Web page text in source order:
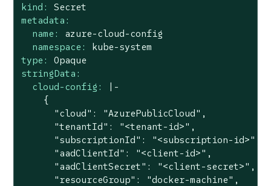
kind:
Secret
metadata:
name:
azure-cloud-config
namespace:
kube-system
type:
Opaque
stringData:
cloud-config:
|-
    {
      "cloud": "AzurePublicCloud",
      "tenantId": "<tenant-id>",
      "subscriptionId": "<subscription-id>",
      "aadClientId": "<client-id>",
      "aadClientSecret": "<client-secret>",
      "resourceGroup": "docker-machine",